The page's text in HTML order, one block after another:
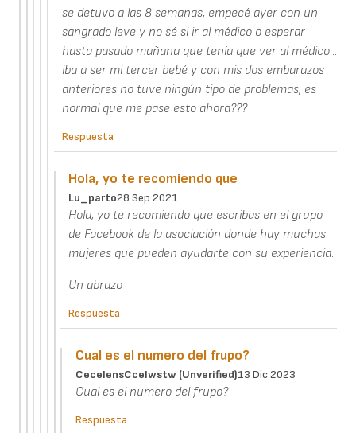
se detuvo a las 8 semanas, empecé ayer con un
sangrado leve y no sé si ir al médico o esperar
hasta pasado mañana que tenía que ver al médico...
iba a ser mi tercer bebé y con mis dos embarazos
anteriores no tuve ningún tipo de problemas, es
normal que me pase esto ahora???
Respuesta
Hola, yo te recomiendo que
Lu_parto28 Sep 2021
Hola, yo te recomiendo que escribas en el grupo
de Facebook de la asociación donde hay muchas
mujeres que pueden ayudarte con su experiencia.
Un abrazo
Respuesta
Cual es el numero del frupo?
CecelensCcelwstw (unverified)13 Dic 2023
Cual es el numero del frupo?
Respuesta